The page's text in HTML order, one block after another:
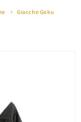
Giacche Goku